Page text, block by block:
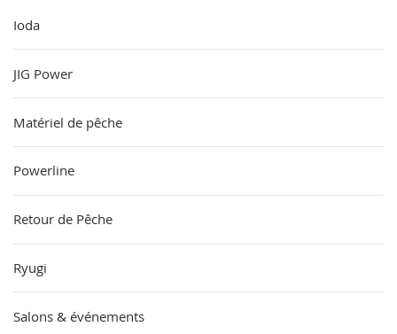
Ioda
JIG Power
Matériel de pêche
Powerline
Retour de Pêche
Ryugi
Salons & événements